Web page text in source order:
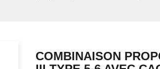
COMBINAISON